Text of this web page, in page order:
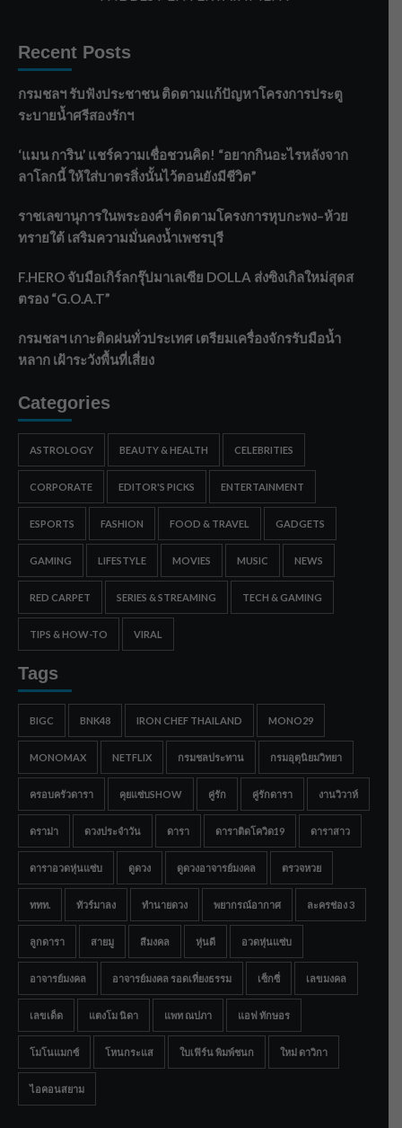
Recent Posts
กรมชลฯ รับฟังประชาชน ติดตามแก้ปัญหาโครงการประตู
ระบายน้ำศรีสองรักฯ
‘แมน การิน’ แชร์ความเชื่อชวนคิด! “อยากกินอะไรหลังจาก
ลาโลกนี้ ให้ใส่บาตรสิ่งนั้นไว้ตอนยังมีชีวิต”
ราชเลขานุการในพระองค์ฯ ติดตามโครงการหุบกะพง–ห้วย
ทรายใต้ เสริมความมั่นคงน้ำเพชรบุรี
F.HERO จับมือเกิร์ลกรุ๊ปมาเลเซีย DOLLA ส่งซิงเกิลใหม่สุดส
ตรอง “G.O.A.T”
กรมชลฯ เกาะติดฝนทั่วประเทศ เตรียมเครื่องจักรรับมือน้ำ
หลาก เฝ้าระวังพื้นที่เสี่ยง
Categories
ASTROLOGY BEAUTY & HEALTH CELEBRITIES
CORPORATE EDITOR'S PICKS ENTERTAINMENT
ESPORTS FASHION FOOD & TRAVEL GADGETS
GAMING LIFESTYLE MOVIES MUSIC NEWS
RED CARPET SERIES & STREAMING TECH & GAMING
TIPS & HOW-TO VIRAL
Tags
BIGC BNK48 IRON CHEF THAILAND MONO29
MONOMAX NETFLIX กรมชลประทาน กรมอุตุนิยมวิทยา
ครอบครัวดารา คุยแซ่บSHOW คู่รัก คู่รักดารา งานวิวาห์
ดราม่า ดวงประจำวัน ดารา ดาราติดโควิด19 ดาราสาว
ดาราอวดหุ่นแซ่บ ดูดวง ดูดวงอาจารย์มงคล ตรวจหวย
ททท. ทัวร์มาลง ทำนายดวง พยากรณ์อากาศ ละครช่อง 3
ลูกดารา สายมู สีมงคล หุ่นดี อวดหุ่นแซ่บ
อาจารย์มงคล อาจารย์มงคล รอดเที่ยงธรรม เซ็กซี่ เลขมงคล
เลขเด็ด แตงโม นิดา แพท ณปภา แอฟ ทักษอร
โมโนแมกซ์ โหนกระแส ใบเฟิร์น พิมพ์ชนก ใหม่ ดาวิกา
ไอคอนสยาม